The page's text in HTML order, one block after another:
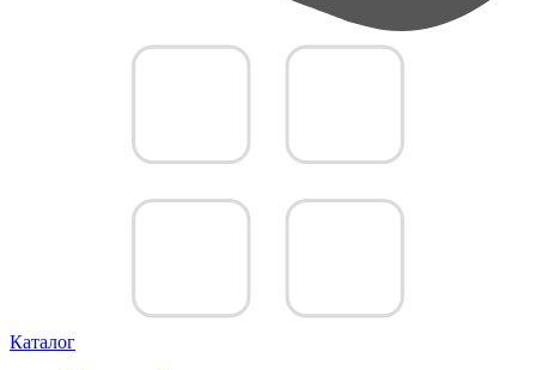
Каталог